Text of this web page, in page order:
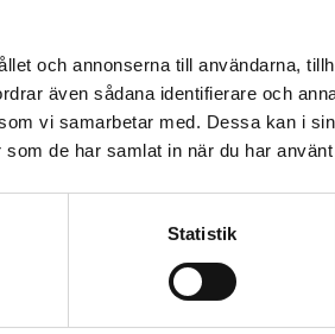
och annonserna till användarna,
även sådana identifierare och
vi samarbetar med. Dessa kan i
de har samlat in när du har
Statistik
Viipaloi sipulit varsineen.
Lisää kattilaan sipulit,
kiehumispisteeseen.
Murusta liemeen
Kuumenna keitto
Ripota keiton pinnalle
Ohje: Kotimaiset Kasvikset ry